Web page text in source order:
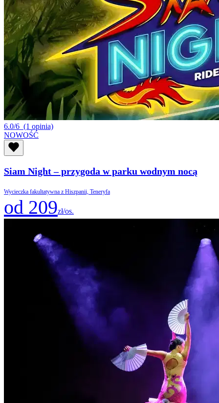
6.0/6 (1 opinia)
NOWOŚĆ
Siam Night – przygoda w parku wodnym nocą
Wycieczka fakultatywna z Hiszpanii, Teneryfa
od 209zł/os.